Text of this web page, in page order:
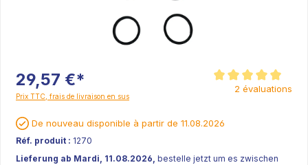
29,57 €*
Prix TTC, frais de livraison en sus
Note moyenne de 5
2 évaluations
De nouveau disponible à partir de 11.08.2026
Réf. produit : 1270
Lieferung ab Mardi, 11.08.2026, bestelle jetzt um es zwischen